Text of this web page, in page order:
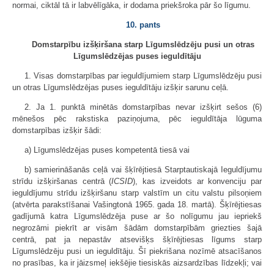
normai, ciktāl tā ir labvēlīgāka, ir dodama priekšroka pār šo līgumu.
10. pants
Domstarpību izšķiršana starp Līgumslēdzēju pusi un otras
Līgumslēdzējas puses ieguldītāju
1. Visas domstarpības par ieguldījumiem starp Līgumslēdzēju pusi
un otras Līgumslēdzējas puses ieguldītāju izšķir sarunu ceļā.
2. Ja 1. punktā minētās domstarpības nevar izšķirt sešos (6)
mēnešos pēc rakstiska paziņojuma, pēc ieguldītāja lūguma
domstarpības izšķir šādi:
a) Līgumslēdzējas puses kompetentā tiesā vai
b) samierināšanās ceļā vai šķīrējtiesā Starptautiskajā Ieguldījumu
strīdu izšķiršanas centrā (ICSID), kas izveidots ar konvenciju par
ieguldījumu strīdu izšķiršanu starp valstīm un citu valstu pilsoņiem
(atvērta parakstīšanai Vašingtonā 1965. gada 18. martā). Šķīrējtiesas
gadījumā katra Līgumslēdzēja puse ar šo nolīgumu jau iepriekš
negrozāmi piekrīt ar visām šādām domstarpībām griezties šajā
centrā, pat ja nepastāv atsevišķs šķīrējtiesas līgums starp
Līgumslēdzēju pusi un ieguldītāju. Šī piekrišana nozīmē atsacīšanos
no prasības, ka ir jāizsmeļ iekšējie tiesiskās aizsardzības līdzekļi; vai